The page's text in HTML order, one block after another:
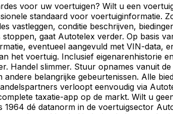
voor uw voertuigen? Wilt u een
standaard voor voertuiginformatie.
vastleggen, conditie beschrijven,
gaat Autotelex verder. Op basis
eventueel aangevuld met VIN-data,
het voertuig. Inclusief eigenarenhistorie
Handel slimmer. Stuur opnames vanuit
belangrijke gebeurtenissen. Alle
verloopt eenvoudig via
taxatie-app op de markt. Wilt u
dé datanorm in de voertuigsector